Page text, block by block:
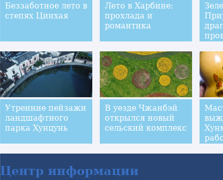
Беззаботное лето в
степях Цинхая
Лето в Харбине:
прохлада и
романтика
Утренние пейзажи
ландшафтного
парка Хунцунь
В уезде Чжанбэй
открылся новый
сельский комплекс
Центр информации